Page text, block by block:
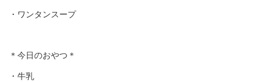
・ワンタンスープ
＊今日のおやつ＊
・牛乳